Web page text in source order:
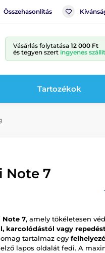
Összehasonlítás
Vásárlás folytatása 12 000 Ft
és tegyen szert ingyenes
Tartozékok
Note 7
Note 7, amely tökéletesen
karcolódástól vagy
tartalmaz egy
lapos oldalát fedi. A